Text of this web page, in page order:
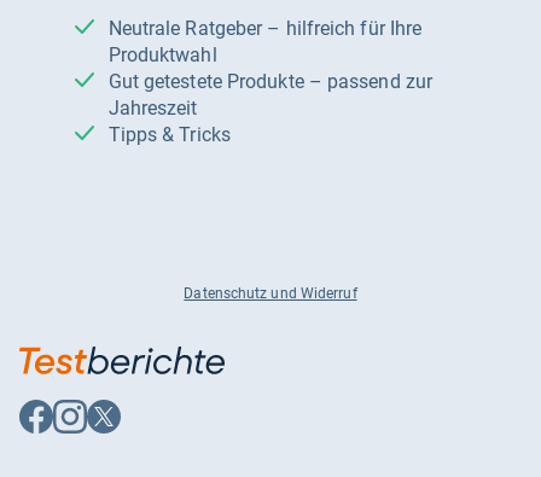
Neutrale Ratgeber – hilfreich für Ihre
Produktwahl
Gut getestete Produkte – passend zur
Jahreszeit
Tipps & Tricks
Datenschutz und Widerruf
Auf
Facebook
Auf
Instagram
Auf
X